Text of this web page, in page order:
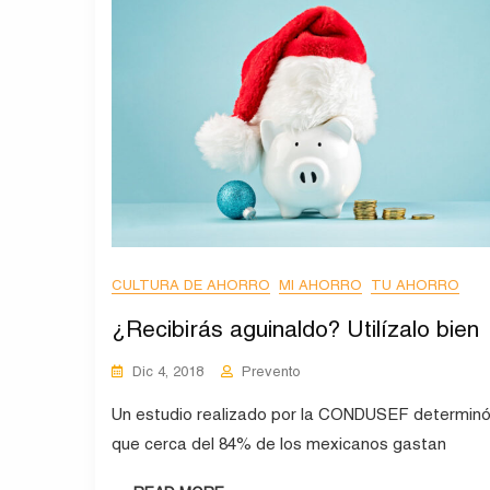
CULTURA DE AHORRO MI AHORRO TU AHORRO
¿Recibirás aguinaldo? Utilízalo bien
Dic 4, 2018 Prevento
Un estudio realizado por la CONDUSEF determinó
que cerca del 84% de los mexicanos gastan